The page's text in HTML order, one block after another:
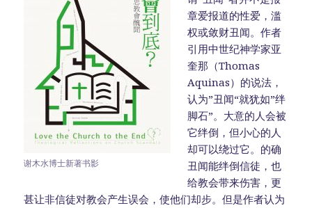
谢木水博士新著书影
章爱报道的性爱，滥
权或敛财丑闻。作者
引用中世纪神学家亚
奎那（Thomas
Aquinas）的说法，
认为”丑闻“就犹如”绊
脚石”。大意的人会被
它绊倒，但小心的人
却可以绕过它。的确
丑闻能绊倒信徒，也
给教会带来伤害，更
甚让非信徒对教会产生误会，使他们却步。但是作者认为